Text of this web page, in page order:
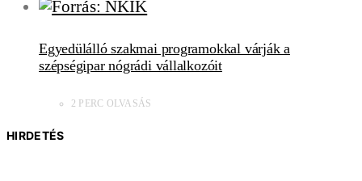
Egyedülálló szakmai programokkal várják a
szépségipar nógrádi vállalkozóit
2 PERC OLVASÁS
HIRDETÉS